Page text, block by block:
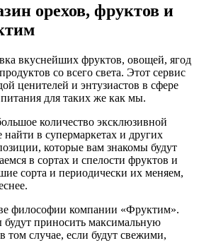
орехов, фруктов и
вкуснейших фруктов, овощей, ягод
со всего света. Этот сервис
ценителей и энтузиастов в сфере
для таких же как мы.
количество эксклюзивной
в супермаркетах и других
которые вам знакомы будут
в сортах и спелости фруктов и
сорта и периодически их меняем,
философии компании «Фруктим».
приносить максимальную
том случае, если будут свежими,